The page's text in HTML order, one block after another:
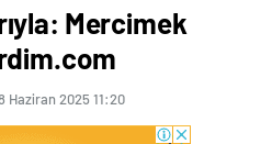
Mercimek
Haziran 2025 11:20